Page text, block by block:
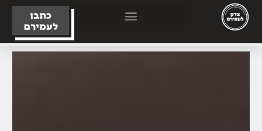
כתבו
לעמירם